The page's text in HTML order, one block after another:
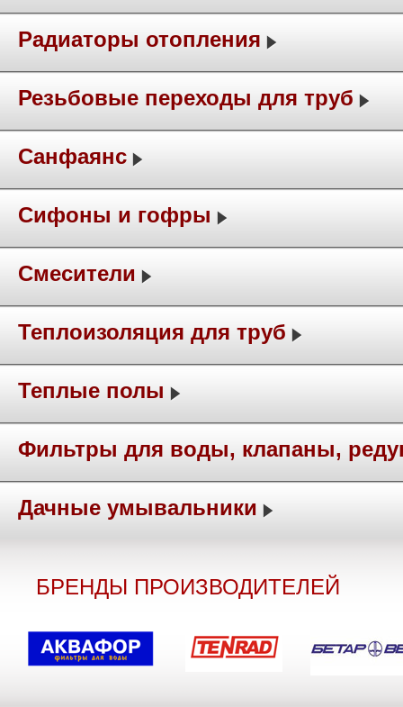
Радиаторы отопления
Резьбовые переходы для труб
Санфаянс
Сифоны и гофры
Смесители
Теплоизоляция для труб
Теплые полы
Фильтры для воды, клапаны,
Дачные умывальники
БРЕНДЫ ПРОИЗВОДИТЕЛЕЙ